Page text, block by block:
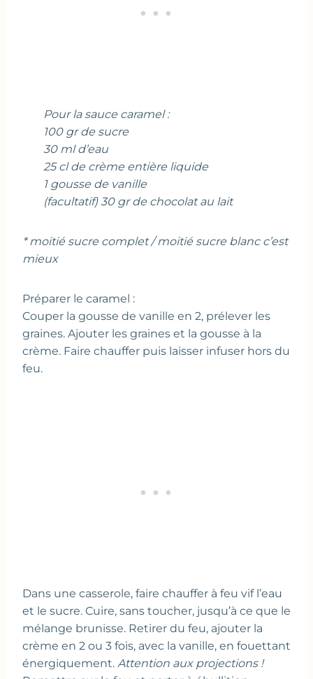
Pour la sauce caramel :
100 gr de sucre
30 ml d’eau
25 cl de crème entière liquide
1 gousse de vanille
(facultatif) 30 gr de chocolat au lait
* moitié sucre complet / moitié sucre blanc c’est
mieux
Préparer le caramel :
Couper la gousse de vanille en 2, prélever les
graines. Ajouter les graines et la gousse à la
crème. Faire chauffer puis laisser infuser hors du
feu.
Dans une casserole, faire chauffer à feu vif l’eau
et le sucre. Cuire, sans toucher, jusqu’à ce que le
mélange brunisse. Retirer du feu, ajouter la
crème en 2 ou 3 fois, avec la vanille, en fouettant
énergiquement. Attention aux projections !